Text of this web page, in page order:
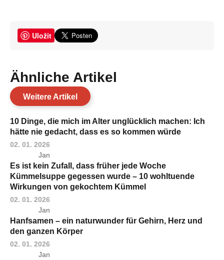
Uložit
Ähnliche Artikel
Weitere Artikel
10 Dinge, die mich im Alter unglücklich machen: Ich
hätte nie gedacht, dass es so kommen würde
02. 01. 2026
Jan
Es ist kein Zufall, dass früher jede Woche
Kümmelsuppe gegessen wurde – 10 wohltuende
Wirkungen von gekochtem Kümmel
02. 01. 2026
Jan
Hanfsamen – ein naturwunder für Gehirn, Herz und
den ganzen Körper
02. 01. 2026
Jan